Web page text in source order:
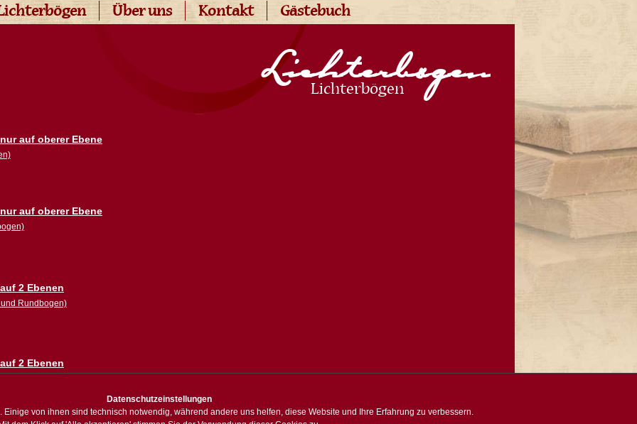
Datenschutzeinstellungen
Einige von ihnen sind technisch notwendig, während andere uns helfen, diese Website und Ihre Erfahrung zu verbessern.
Über uns Kontakt Gästebuch
Lichterbögen
Lichterbögen
auf oberer Ebene
auf oberer Ebene
2 Ebenen
Rundbogen)
2 Ebenen